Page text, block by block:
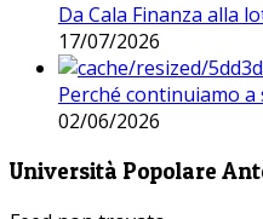
Da Cala Finanza alla
17/07/2026
Perché continuiamo
02/06/2026
Università Popolare